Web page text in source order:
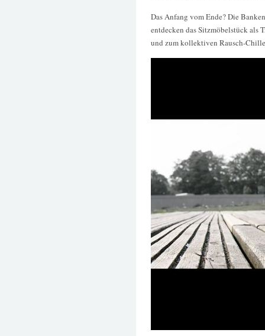
Das Anfang vom Ende? Die
entdecken das Sitzmöbelstück als
und zum kollektiven Rausch-